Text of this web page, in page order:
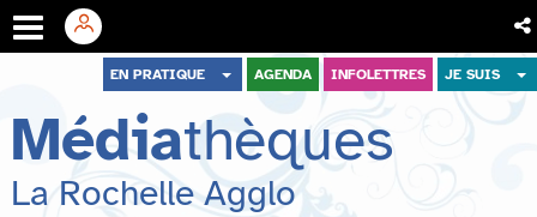
menu
contenu
recherche
EN PRATIQUE AGENDA INFOLETTRES JE SUIS
Médiathèques
La Rochelle Agglo